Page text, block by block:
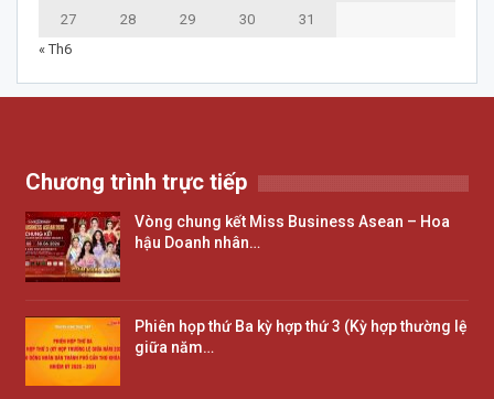
27 28 29 30
31
« Th6
Chương trình trực tiếp
Vòng chung kết Miss Business Asean – Hoa
hậu Doanh nhân…
Phiên họp thứ Ba kỳ hợp thứ 3 (Kỳ hợp thường lệ
giữa năm…